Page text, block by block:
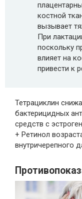
костной
вызывает
При
поскольку
влияет на
привести к
Тетрациклин
бактерицидных
средств с
+ Ретинол
внутричерепного